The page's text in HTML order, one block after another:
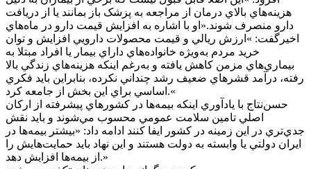
هزينه‌هاي بالاي درمان از مراجعه به پزشک باز بمانند يا از دريافت
دارو منصرف شوند.«او با اشاره به افزايش قيمت دارو در ماه‌هاي
اخيرگفت: »ارزش ريالي و قيمت محصولات دارويي افزايش و توان
خريد مردم به‌ويژه خانواده‌هاي داراي بيمار يا افراد مبتلا به
بيماري‌هاي مزمن کاهش يافته و به‌رغم اينکه هزينه‌هاي زندگي بالا
رفته، درآمد قشرهاي ضعيف رشد چنداني نکرده، بنابراين بايد فکري
اساسي براي اين بخش از جامعه کرد.«
حسن‌نتاج با يادآوري اينکه بيمه‌ها در کشورهاي پيشرفته از ارکان
اصلي تامين سلامت عمومي محسوب مي‌شوند و بايد نقش
جدي‌تري در اين زمينه در کشور ايفا کنند ادامه داد: «بيشتر بيمه‌ها در
ايران دولتي يا وابسته به دولت هستند و اين نهاد بايد حمايت‌هايش را
از بيمه‌ها افزايش دهد.»